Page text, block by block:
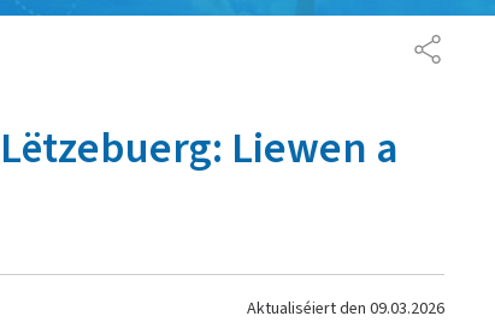
Liewen a
Aktualiséiert den 09.03.2026